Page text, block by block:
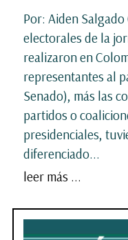
Por: Aiden Salgado
electorales de la
realizaron en
representantes al
Senado), más las
partidos o
presidenciales,
diferenciado...
leer más ...